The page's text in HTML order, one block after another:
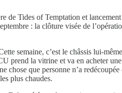
de Tides of Temptation et
: la clôture visée de
semaine, c’est le châssis lui-
prend la vitrine et va en acheter
que personne n’a
plus chaudes.